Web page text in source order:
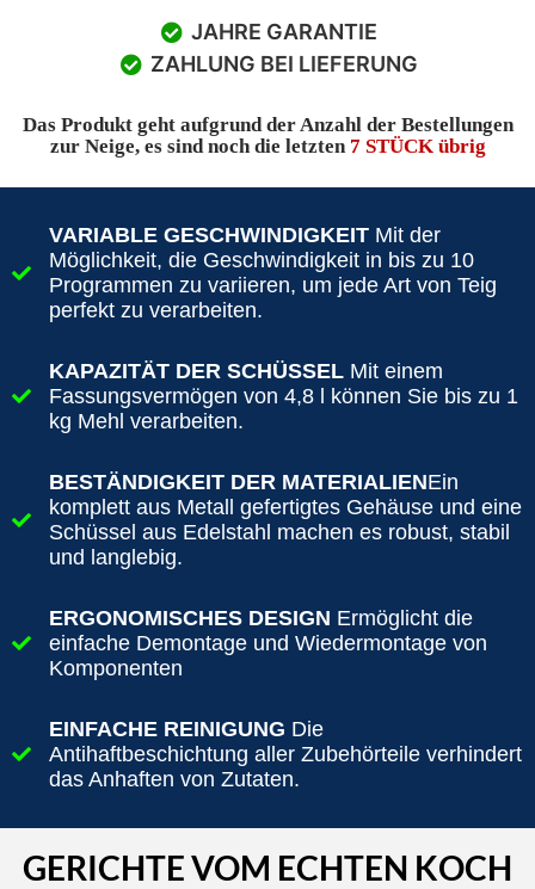
JAHRE GARANTIE
ZAHLUNG BEI LIEFERUNG
Das Produkt geht aufgrund der Anzahl der Bestellungen
zur Neige, es sind noch die letzten 7 STÜCK übrig
VARIABLE GESCHWINDIGKEIT Mit der
Möglichkeit, die Geschwindigkeit in bis zu 10
Programmen zu variieren, um jede Art von Teig
perfekt zu verarbeiten.
KAPAZITÄT DER SCHÜSSEL Mit einem
Fassungsvermögen von 4,8 l können Sie bis zu 1
kg Mehl verarbeiten.
BESTÄNDIGKEIT DER MATERIALIENEin
komplett aus Metall gefertigtes Gehäuse und eine
Schüssel aus Edelstahl machen es robust, stabil
und langlebig.
ERGONOMISCHES DESIGN Ermöglicht die
einfache Demontage und Wiedermontage von
Komponenten
EINFACHE REINIGUNG Die
Antihaftbeschichtung aller Zubehörteile verhindert
das Anhaften von Zutaten.
GERICHTE VOM ECHTEN KOCH